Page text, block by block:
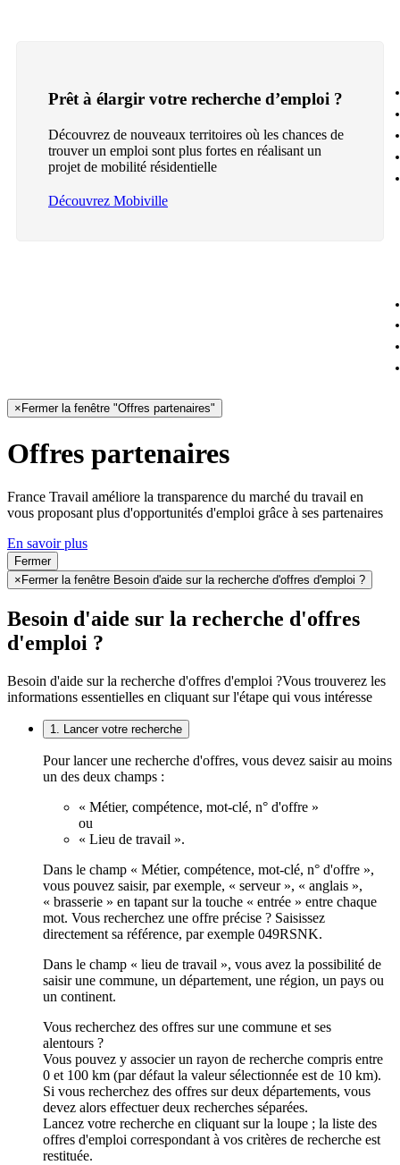
Prêt à élargir votre recherche d’emploi ?
Découvrez de nouveaux territoires où les chances de
trouver un emploi sont plus fortes en réalisant un
projet de mobilité résidentielle
Découvrez Mobiville
× Fermer la fenêtre "Offres partenaires"
Offres partenaires
France Travail améliore la transparence du marché du travail en
vous proposant plus d'opportunités d'emploi grâce à ses partenaires
En savoir plus
Fermer
× Fermer la fenêtre Besoin d'aide sur la recherche d'offres d'emploi ?
Besoin d'aide sur la recherche d'offres
d'emploi ?
Besoin d'aide sur la recherche d'offres d'emploi ?Vous trouverez les
informations essentielles en cliquant sur l'étape qui vous intéresse
1. Lancer votre recherche
Pour lancer une recherche d'offres, vous devez saisir au moins
un des deux champs :
« Métier, compétence, mot-clé, n° d'offre »
ou
« Lieu de travail ».
Dans le champ « Métier, compétence, mot-clé, n° d'offre »,
vous pouvez saisir, par exemple, « serveur », « anglais »,
« brasserie » en tapant sur la touche « entrée » entre chaque
mot. Vous recherchez une offre précise ? Saisissez
directement sa référence, par exemple 049RSNK.
Dans le champ « lieu de travail », vous avez la possibilité de
saisir une commune, un département, une région, un pays ou
un continent.
Vous recherchez des offres sur une commune et ses
alentours ?
Vous pouvez y associer un rayon de recherche compris entre
0 et 100 km (par défaut la valeur sélectionnée est de 10 km).
Si vous recherchez des offres sur deux départements, vous
devez alors effectuer deux recherches séparées.
Lancez votre recherche en cliquant sur la loupe ; la liste des
offres d'emploi correspondant à vos critères de recherche est
restituée.